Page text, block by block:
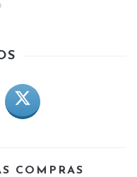
COMPRAS